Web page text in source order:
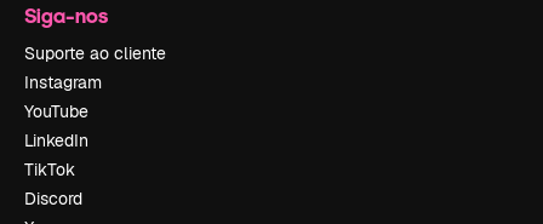
Siga-nos
Suporte ao cliente
Instagram
YouTube
LinkedIn
TikTok
Discord